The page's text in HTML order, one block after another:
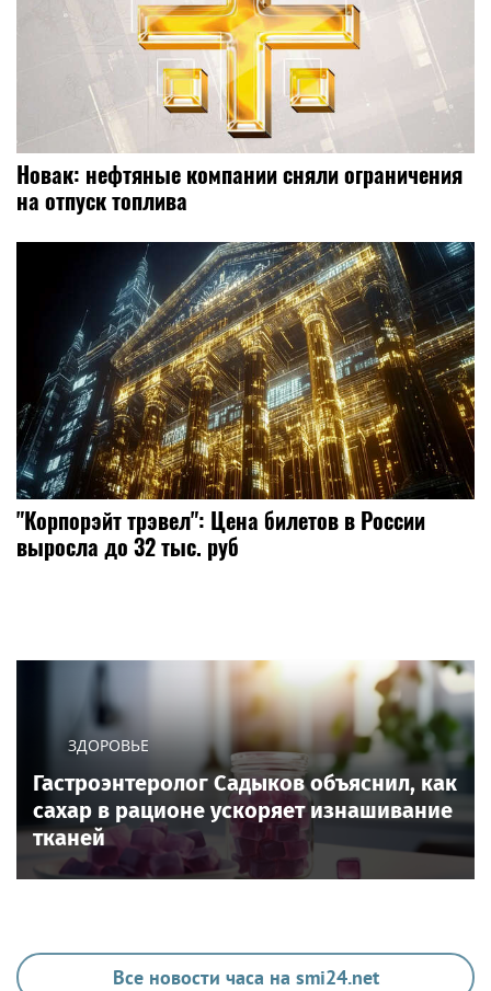
Новак: нефтяные компании сняли ограничения
на отпуск топлива
"Корпорэйт трэвел": Цена билетов в России
выросла до 32 тыс. руб
ЗДОРОВЬЕ
Гастроэнтеролог Садыков объяснил, как
сахар в рационе ускоряет изнашивание
тканей
Все новости часа на smi24.net